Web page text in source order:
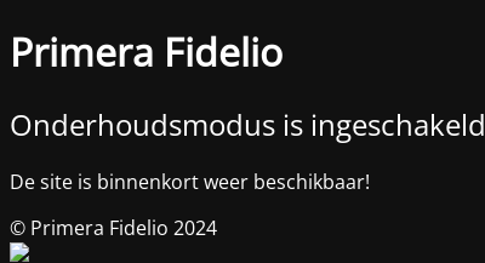
Primera Fidelio
Onderhoudsmodus is ingeschakeld
De site is binnenkort weer beschikbaar!
© Primera Fidelio 2024